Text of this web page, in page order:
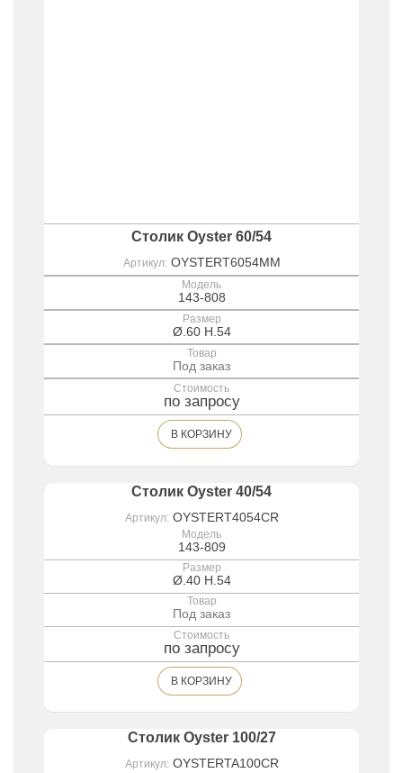
Столик Oyster 60/54
Артикул: OYSTERT6054MM
Модель
143-808
Размер
Ø.60 H.54
Товар
Под заказ
Стоимость
по запросу
В КОРЗИНУ
Столик Oyster 40/54
Артикул: OYSTERT4054CR
Модель
143-809
Размер
Ø.40 H.54
Товар
Под заказ
Стоимость
по запросу
В КОРЗИНУ
Столик Oyster 100/27
Артикул: OYSTERTA100CR